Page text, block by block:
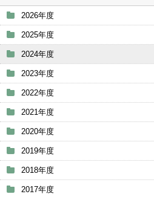
2026年度
2025年度
2024年度
2023年度
2022年度
2021年度
2020年度
2019年度
2018年度
2017年度